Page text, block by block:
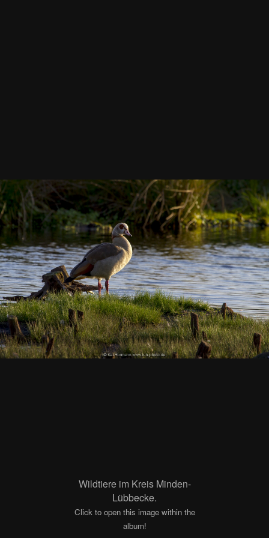
Wildtiere im Kreis Minden-
Lübbecke.
Click to open this image within the
album!